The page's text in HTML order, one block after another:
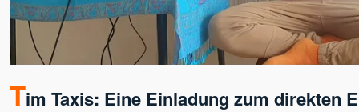
Tim Taxis: Eine Einladung zum direkten